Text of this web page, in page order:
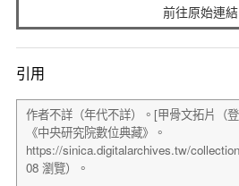
前往原始連結
引用